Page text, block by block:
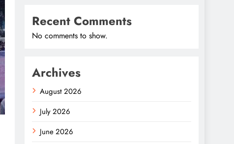
Recent Comments
No comments to show.
Archives
August 2026
July 2026
June 2026